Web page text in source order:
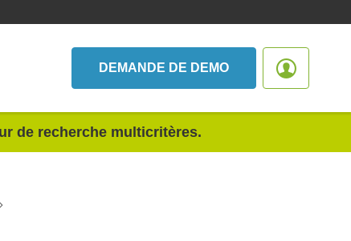
DEMANDE DE DEMO
de recherche multicritères.